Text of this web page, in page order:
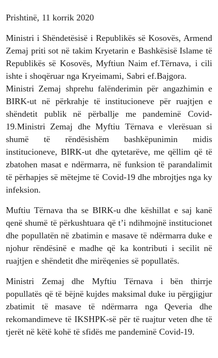
Prishtinë, 11 korrik 2020
Ministri i Shëndetësisë i Republikës së Kosovës, Armend
Zemaj priti sot në takim Kryetarin e Bashkësisë Islame të
Republikës së Kosovës, Myftiun Naim ef.Tërnava, i cili
ishte i shoqëruar nga Kryeimami, Sabri ef.Bajgora.
Ministri Zemaj shprehu falënderimin për angazhimin e
BIRK-ut në përkrahje të institucioneve për ruajtjen e
shëndetit publik në përballje me pandeminë Covid-
19.Ministri Zemaj dhe Myftiu Tërnava e vlerësuan si
shumë të rëndësishëm bashkëpunimin midis
institucioneve, BIRK-ut dhe qytetarëve, me qëllim që të
zbatohen masat e ndërmarra, në funksion të parandalimit
të përhapjes së mëtejme të Covid-19 dhe mbrojtjes nga ky
infeksion.
Muftiu Tërnava tha se BIRK-u dhe këshillat e saj kanë
qenë shumë të përkushtuara që t’i ndihmojnë institucionet
dhe popullatën në zbatimin e masave të ndërmarra duke e
njohur rëndësinë e madhe që ka kontributi i secilit në
ruajtjen e shëndetit dhe mirëqenies së popullatës.
Ministri Zemaj dhe Myftiu Tërnava i bën thirrje
popullatës që të bëjnë kujdes maksimal duke iu përgjigjur
zbatimit të masave të ndërmarra nga Qeveria dhe
rekomandimeve të IKSHPK-së për të ruajtur veten dhe të
tjerët në këtë kohë të sfidës me pandeminë Covid-19.